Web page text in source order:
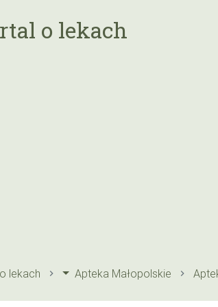
o lekach
lekach Apteka Małopolskie